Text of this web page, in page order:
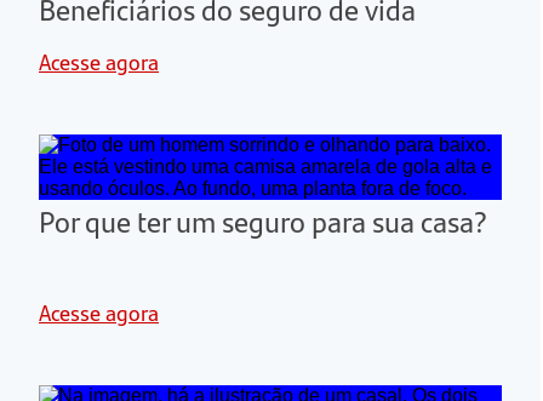
Acesse agora
Por que ter um seguro para sua casa?
Acesse agora